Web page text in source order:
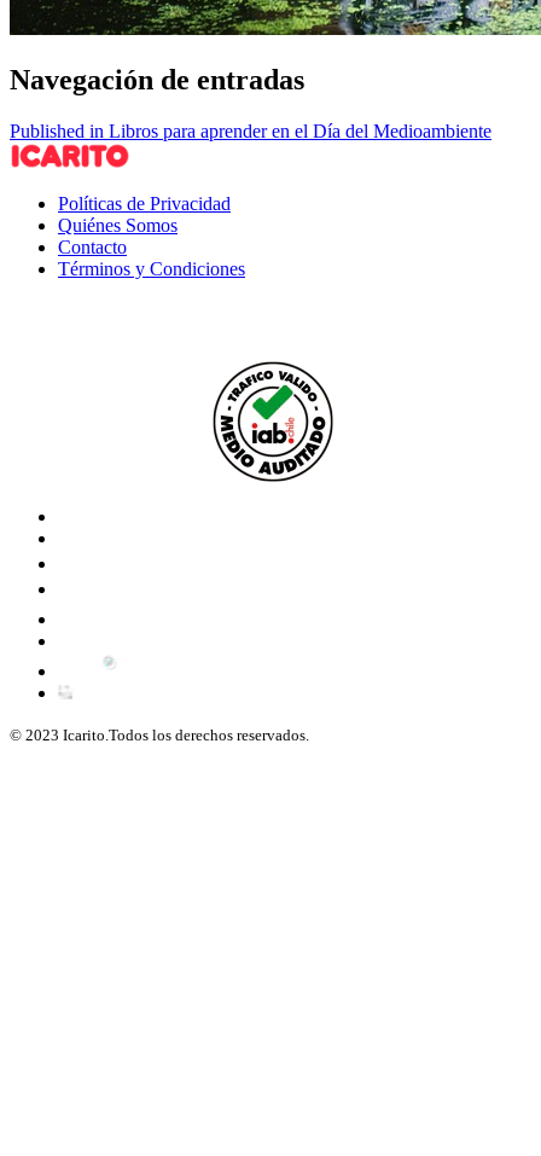
Navegación de entradas
Published in Libros para aprender en el Día del Medioambiente
Políticas de Privacidad
Quiénes Somos
Contacto
Términos y Condiciones
© 2023 Icarito.Todos los derechos reservados.